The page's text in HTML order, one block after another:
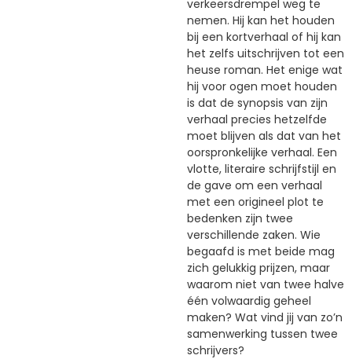
verkeersdrempel weg te
nemen. Hij kan het houden
bij een kortverhaal of hij kan
het zelfs uitschrijven tot een
heuse roman. Het enige wat
hij voor ogen moet houden
is dat de synopsis van zijn
verhaal precies hetzelfde
moet blijven als dat van het
oorspronkelijke verhaal. Een
vlotte, literaire schrijfstijl en
de gave om een verhaal
met een origineel plot te
bedenken zijn twee
verschillende zaken. Wie
begaafd is met beide mag
zich gelukkig prijzen, maar
waarom niet van twee halve
één volwaardig geheel
maken? Wat vind jij van zo’n
samenwerking tussen twee
schrijvers?